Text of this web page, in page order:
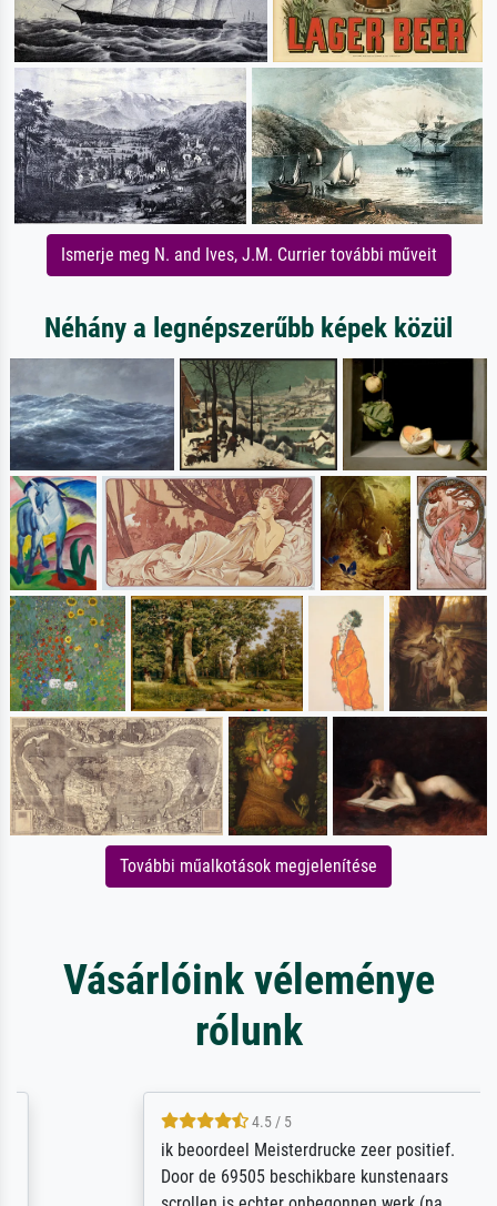
Ismerje meg N. and Ives, J.M. Currier további műveit
Néhány a legnépszerűbb képek közül
További műalkotások megjelenítése
Vásárlóink véleménye
rólunk
4.5 / 5
ik beoordeel Meisterdrucke zeer positief.
Door de 69505 beschikbare kunstenaars